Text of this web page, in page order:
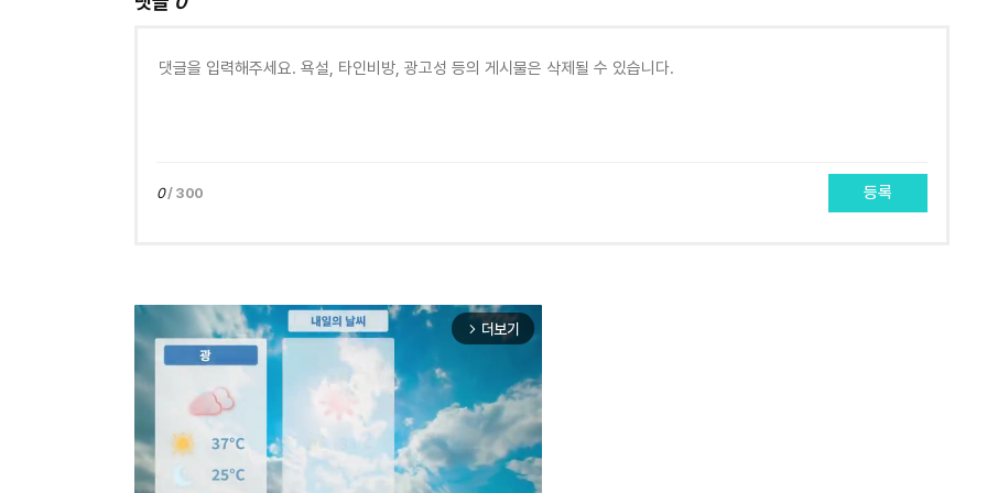
0/ 300 등록
arrow_forward_ios 더보기